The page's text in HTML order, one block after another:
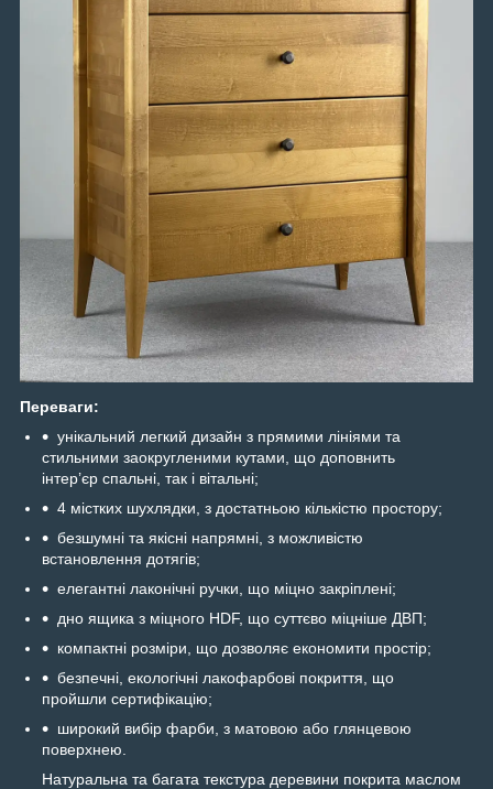
Переваги:
унікальний легкий дизайн з прямими лініями та
стильними заокругленими кутами, що доповнить
інтер’єр спальні, так і вітальні;
4 містких шухлядки, з достатньою кількістю простору;
безшумні та якісні напрямні, з можливістю
встановлення дотягів;
елегантні лаконічні ручки, що міцно закріплені;
дно ящика з міцного HDF, що суттєво міцніше ДВП;
компактні розміри, що дозволяє економити простір;
безпечні, екологічні лакофарбові покриття, що
пройшли сертифікацію;
широкий вибір фарби, з матовою або глянцевою
поверхнею.
Натуральна та багата текстура деревини покрита маслом